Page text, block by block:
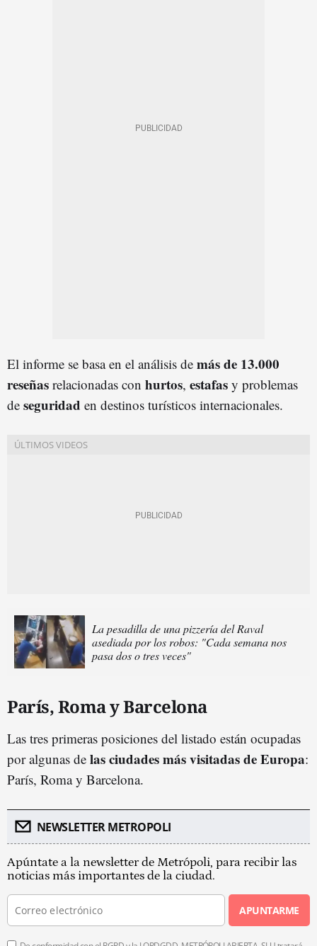
El informe se basa en el análisis de más de 13.000
reseñas relacionadas con hurtos, estafas y problemas
de seguridad en destinos turísticos internacionales.
La pesadilla de una pizzería del Raval
asediada por los robos: "Cada semana nos
pasa dos o tres veces"
París, Roma y Barcelona
Las tres primeras posiciones del listado están ocupadas
por algunas de las ciudades más visitadas de Europa:
París, Roma y Barcelona.
NEWSLETTER METROPOLI
Apúntate a la newsletter de Metrópoli, para recibir las
noticias más importantes de la ciudad.
APUNTARME